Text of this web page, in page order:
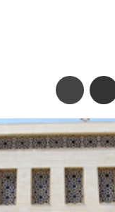
ماسنجر مشاركة عبر البريد